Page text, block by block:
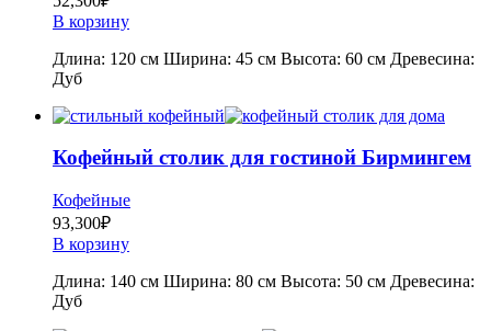
В корзину
Длина: 120 см Ширина: 45 см Высота: 60 см Древесина:
Дуб
Кофейный столик для гостиной Бирмингем
Кофейные
93,300₽
В корзину
Длина: 140 см Ширина: 80 см Высота: 50 см Древесина:
Дуб